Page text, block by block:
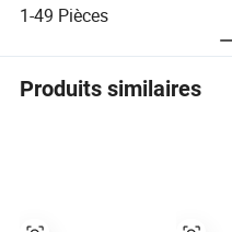
1-49 Pièces
Produits similaires